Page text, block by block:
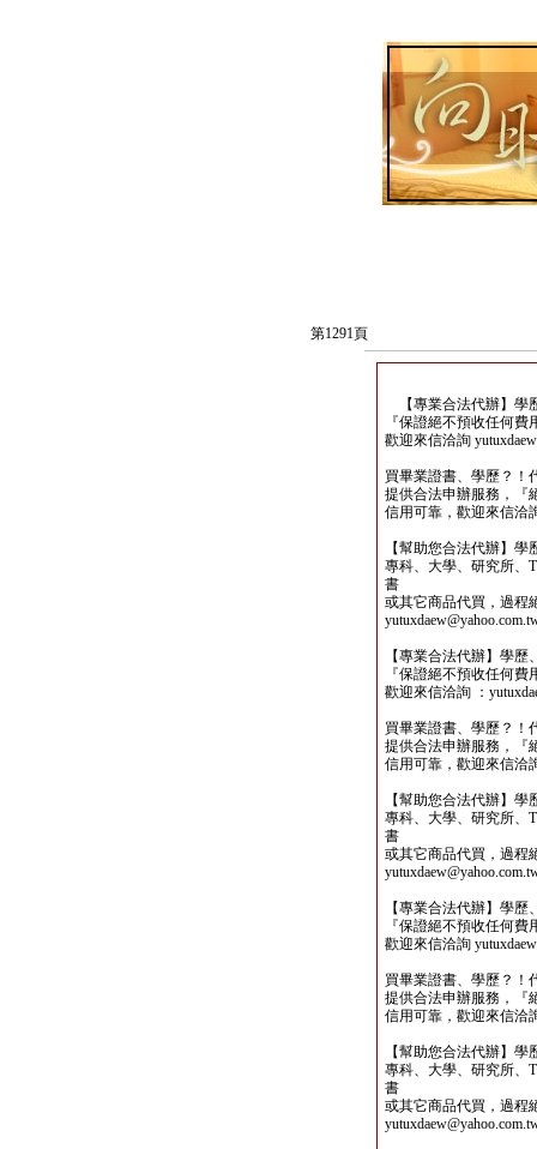
第1291頁
【專業合法代辦】學
『保證絕不預收任何
歡迎來信洽詢
買畢業證書、學歷？！
提供合法申辦服務，『
信用可靠，歡迎來信洽
【幫助您合法代辦】
專科、大學、研究所、
書
或其它商品代買，過程
【專業合法代辦】學
『保證絕不預收任何
歡迎來信洽詢 ：
買畢業證書、學歷？！
提供合法申辦服務，『
信用可靠，歡迎來信洽
【幫助您合法代辦】
專科、大學、研究所、
書
或其它商品代買，過程
【專業合法代辦】學
『保證絕不預收任何
歡迎來信洽詢
買畢業證書、學歷？！
提供合法申辦服務，『
信用可靠，歡迎來信洽
【幫助您合法代辦】
專科、大學、研究所、
書
或其它商品代買，過程